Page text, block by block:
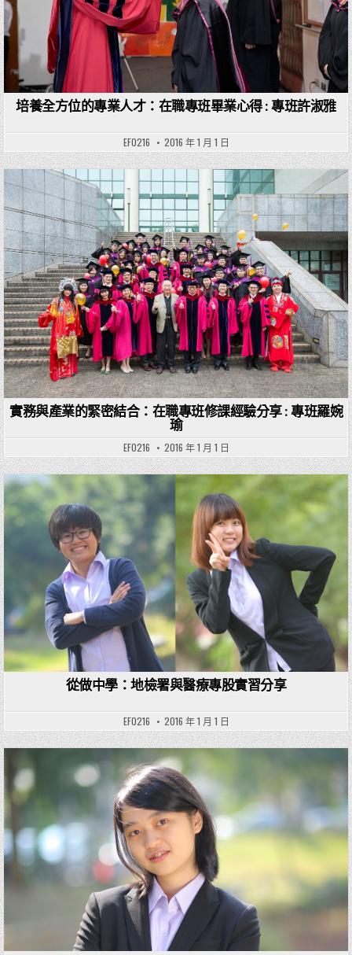
培養全方位的專業人才：在職專班畢業心得 : 專班許淑雅
EF0216 2016 年 1 月 1 日
Posted in
實務與產業的緊密結合：在職專班修課經驗分享 : 專班羅婉
瑜
EF0216 2016 年 1 月 1 日
Posted in
從做中學：地檢署與醫療專股實習分享
EF0216 2016 年 1 月 1 日
Posted in